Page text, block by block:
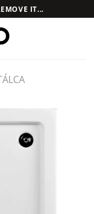
IT...